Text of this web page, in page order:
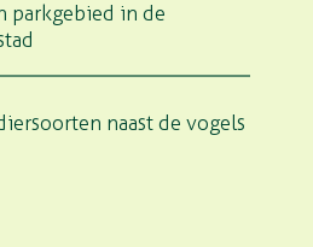
parkgebied in de
naast de vogels